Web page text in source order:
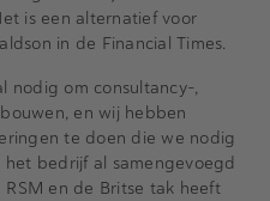
is een alternatief voor
in de Financial Times.
nodig om consultancy-,
en wij hebben
te doen die we nodig
het bedrijf al samengevoegd
en de Britse tak heeft